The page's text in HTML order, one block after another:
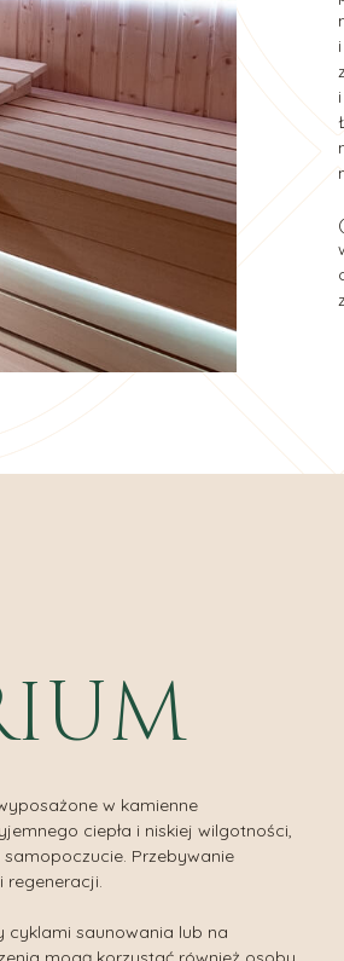
w kamienne
ciepła i niskiej wilgotności,
Przebywanie
regeneracji.
cyklami saunowania lub na